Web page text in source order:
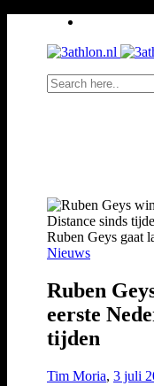
Ruben Geys gaat
Nieuws
Ruben
eerste
tijden
Tim Moria, 3 juli